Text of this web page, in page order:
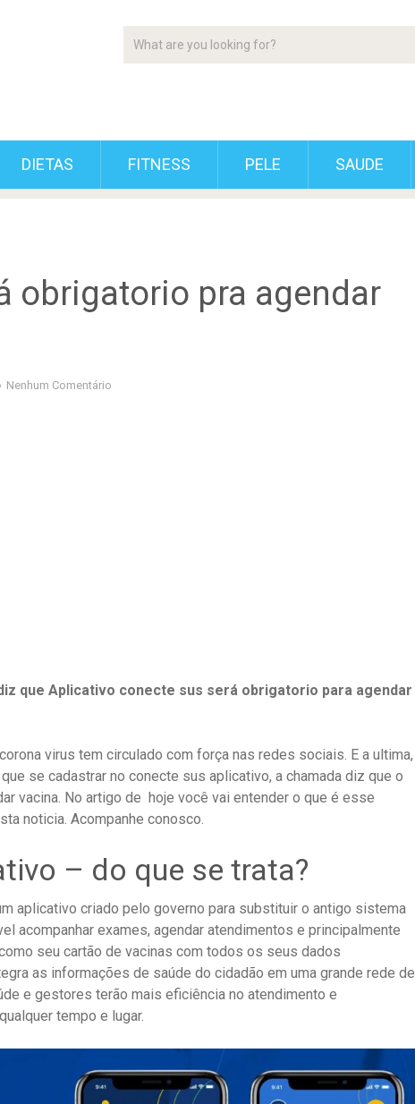
DIETAS FITNESS PELE SAUDE
obrigatorio pra agendar
Nenhum Comentário
que Aplicativo conecte sus será obrigatorio para agendar
virus tem circulado com força nas redes sociais. E a ultima,
se cadastrar no conecte sus aplicativo, a chamada diz que o
vacina. No artigo de hoje você vai entender o que é esse
noticia. Acompanhe conosco.
– do que se trata?
aplicativo criado pelo governo para substituir o antigo sistema
acompanhar exames, agendar atendimentos e principalmente
seu cartão de vacinas com todos os seus dados
as informações de saúde do cidadão em uma grande rede de
e gestores terão mais eficiência no atendimento e
tempo e lugar.